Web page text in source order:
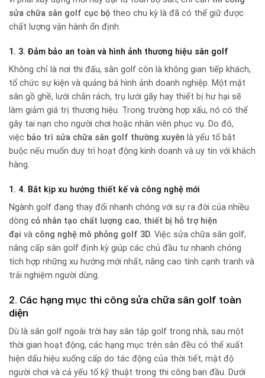
sửa chữa sân golf cục bộ theo chu kỳ là đã có thể giữ được
chất lượng vận hành ổn định.
1. 3. Đảm bảo an toàn và hình ảnh thương hiệu sân golf
Không chỉ là nơi thi đấu, sân golf còn là không gian tiếp khách,
tổ chức sự kiện và quảng bá hình ảnh doanh nghiệp. Một mặt
sân gồ ghề, lưới chắn rách, trụ lưới gãy hay thiết bị hư hại sẽ
làm giảm giá trị thương hiệu. Trong trường hợp xấu, nó có thể
gây tai nạn cho người chơi hoặc nhân viên phục vụ. Do đó,
việc bảo trì sửa chữa sân golf thường xuyên là yếu tố bắt
buộc nếu muốn duy trì hoạt động kinh doanh và uy tín với khách
hàng.
1. 4. Bắt kịp xu hướng thiết kế và công nghệ mới
Ngành golf đang thay đổi nhanh chóng với sự ra đời của nhiều
dòng cỏ nhân tạo chất lượng cao, thiết bị hỗ trợ hiện
đại và công nghệ mô phỏng golf 3D. Việc sửa chữa sân golf,
nâng cấp sân golf định kỳ giúp các chủ đầu tư nhanh chóng
tích hợp những xu hướng mới nhất, nâng cao tính cạnh tranh và
trải nghiệm người dùng.
2. Các hạng mục thi công sửa chữa sân golf toàn
diện
Dù là sân golf ngoài trời hay sân tập golf trong nhà, sau một
thời gian hoạt động, các hạng mục trên sân đều có thể xuất
hiện dấu hiệu xuống cấp do tác động của thời tiết, mật độ
người chơi và cả yếu tố kỹ thuật trong thi công ban đầu. Dưới